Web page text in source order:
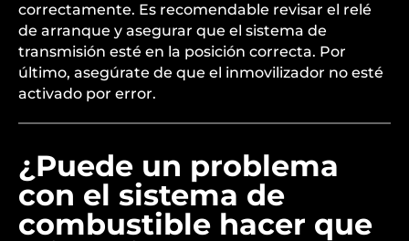
correctamente. Es recomendable revisar el relé
de arranque y asegurar que el sistema de
transmisión esté en la posición correcta. Por
último, asegúrate de que el inmovilizador no esté
activado por error.
¿Puede un problema
con el sistema de
combustible hacer que